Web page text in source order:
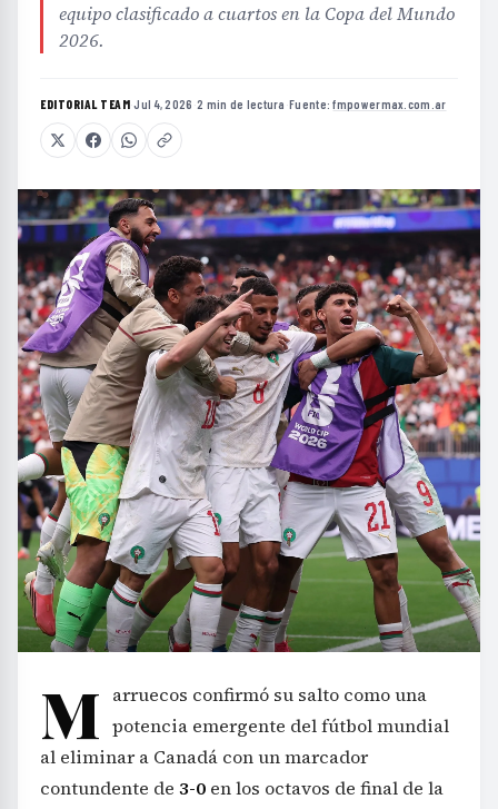
equipo clasificado a cuartos en la Copa del Mundo
2026.
EDITORIAL TEAM·Jul 4, 2026 ·2 min de lectura ·Fuente:fmpowermax.com.ar
M arruecos confirmó su salto como una
potencia emergente del fútbol mundial
al eliminar a Canadá con un marcador
contundente de 3-0 en los octavos de final de la